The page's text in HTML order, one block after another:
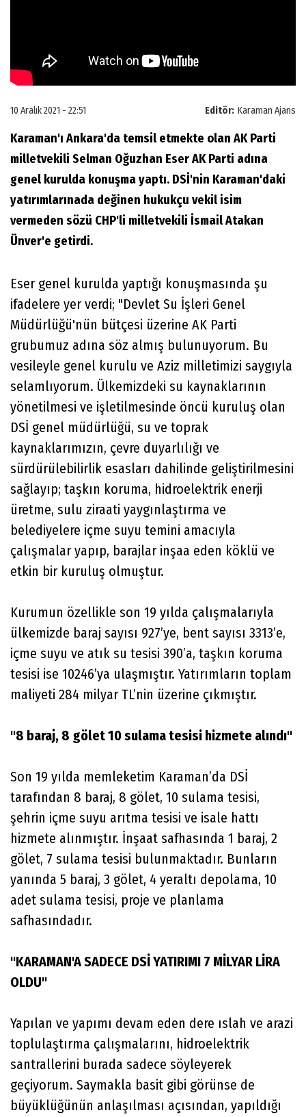
Editör: Karaman Ajans
10 Aralık 2021 - 22:51
Karaman'ı Ankara'da temsil etmekte olan AK Parti
milletvekili Selman Oğuzhan Eser AK Parti adına
genel kurulda konuşma yaptı. DSİ'nin Karaman'daki
yatırımlarınada değinen hukukçu vekil isim
vermeden sözü CHP'li milletvekili İsmail Atakan
Ünver'e getirdi.
Eser genel kurulda yaptığı konuşmasında şu
ifadelere yer verdi; "Devlet Su İşleri Genel
Müdürlüğü'nün bütçesi üzerine AK Parti
grubumuz adına söz almış bulunuyorum. Bu
vesileyle genel kurulu ve Aziz milletimizi saygıyla
selamlıyorum. Ülkemizdeki su kaynaklarının
yönetilmesi ve işletilmesinde öncü kuruluş olan
DSİ genel müdürlüğü, su ve toprak
kaynaklarımızın, çevre duyarlılığı ve
sürdürülebilirlik esasları dahilinde geliştirilmesini
sağlayıp; taşkın koruma, hidroelektrik enerji
üretme, sulu ziraati yaygınlaştırma ve
belediyelere içme suyu temini amacıyla
çalışmalar yapıp, barajlar inşaa eden köklü ve
etkin bir kuruluş olmuştur.
Kurumun özellikle son 19 yılda çalışmalarıyla
ülkemizde baraj sayısı 927’ye, bent sayısı 3313’e,
içme suyu ve atık su tesisi 390’a, taşkın koruma
tesisi ise 10246’ya ulaşmıştır. Yatırımların toplam
maliyeti 284 milyar TL’nin üzerine çıkmıştır.
"8 baraj, 8 gölet 10 sulama tesisi hizmete alındı"
Son 19 yılda memleketim Karaman’da DSİ
tarafından 8 baraj, 8 gölet, 10 sulama tesisi,
şehrin içme suyu arıtma tesisi ve isale hattı
hizmete alınmıştır. İnşaat safhasında 1 baraj, 2
gölet, 7 sulama tesisi bulunmaktadır. Bunların
yanında 5 baraj, 3 gölet, 4 yeraltı depolama, 10
adet sulama tesisi, proje ve planlama
safhasındadır.
"KARAMAN'A SADECE DSİ YATIRIMI 7 MİLYAR LİRA
OLDU"
Yapılan ve yapımı devam eden dere ıslah ve arazi
toplulaştırma çalışmalarını, hidroelektrik
santrallerini burada sadece söyleyerek
geçiyorum. Saymakla basit gibi görünse de
büyüklüğünün anlaşılması açısından, yapıldığı